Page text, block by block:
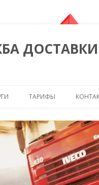
ТАРИФЫ